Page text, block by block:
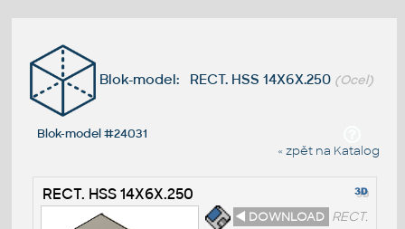
Blok-model: RECT. HSS 14X6X.250 (Ocel)
Blok-model #24031
« zpět na Katalog
RECT. HSS 14X6X.250
◄ DOWNLOAD RECT.